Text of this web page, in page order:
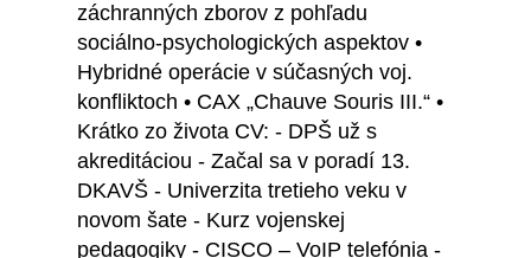
záchranných zborov z pohľadu
sociálno-psychologických aspektov •
Hybridné operácie v súčasných voj.
konfliktoch • CAX „Chauve Souris III.“ •
Krátko zo života CV: - DPŠ už s
akreditáciou - Začal sa v poradí 13.
DKAVŠ - Univerzita tretieho veku v
novom šate - Kurz vojenskej
pedagogiky - CISCO – VoIP telefónia -